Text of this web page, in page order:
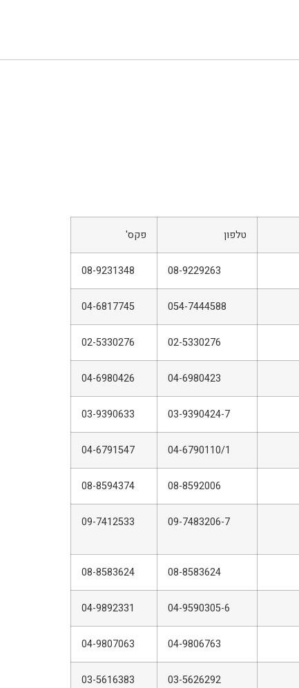
טלפון פקס'
08-9229263
08-9231348
054-7444588
04-6817745
02-5330276
02-5330276
04-6980423
04-6980426
03-9390424-7
03-9390633
04-6790110/1
04-6791547
08-8592006
08-8594374
09-7483206-7
09-7412533
08-8583624
08-8583624
04-9590305-6
04-9892331
04-9806763
04-9807063
03-5626292
03-5616383